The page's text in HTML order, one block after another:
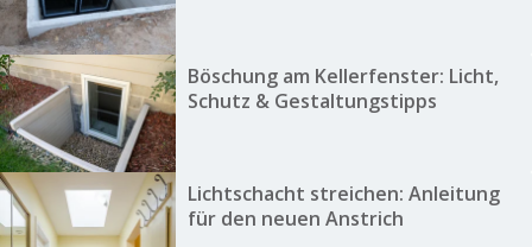
Böschung am Kellerfenster: Licht,
Schutz & Gestaltungstipps
Lichtschacht streichen: Anleitung
für den neuen Anstrich